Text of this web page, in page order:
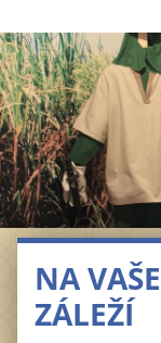
NA
ZÁLEŽÍ
řepné pole v
biologii